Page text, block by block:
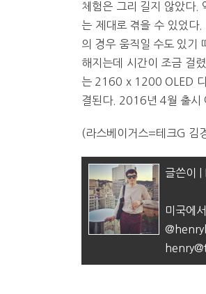
체험은 그리 길지 않았다.
는 제대로 겪을 수 있었다
의 경우 움직일 수도 있기
해지는데 시간이 조금 걸
는 2160 x 1200 OLED
결된다. 2016년 4월 출시
(라스베이거스=테크G 김
글쓴이
미국에